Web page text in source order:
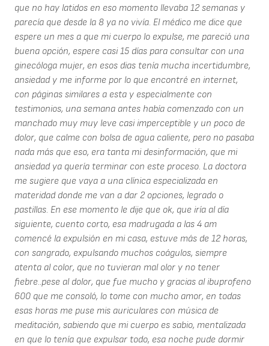
que no hay latidos en eso momento llevaba 12 semanas y
parecía que desde la 8 ya no vivía. El médico me dice que
espere un mes a que mi cuerpo lo expulse, me pareció una
buena opción, espere casi 15 días para consultar con una
ginecóloga mujer, en esos dias tenía mucha incertidumbre,
ansiedad y me informe por lo que encontré en internet,
con páginas similares a esta y especialmente con
testimonios, una semana antes había comenzado con un
manchado muy muy leve casi imperceptible y un poco de
dolor, que calme con bolsa de agua caliente, pero no pasaba
nada más que eso, era tanta mi desinformación, que mi
ansiedad ya quería terminar con este proceso. La doctora
me sugiere que vaya a una clínica especializada en
materidad donde me van a dar 2 opciones, legrado o
pastillas. En ese momento le dije que ok, que iría al día
siguiente, cuento corto, esa madrugada a las 4 am
comencé la expulsión en mi casa, estuve más de 12 horas,
con sangrado, expulsando muchos coágulos, siempre
atenta al color, que no tuvieran mal olor y no tener
fiebre..pese al dolor, que fue mucho y gracias al ibuprofeno
600 que me consoló, lo tome con mucho amor, en todas
esas horas me puse mis auriculares con música de
meditación, sabiendo que mi cuerpo es sabio, mentalizada
en que lo tenía que expulsar todo, esa noche pude dormir